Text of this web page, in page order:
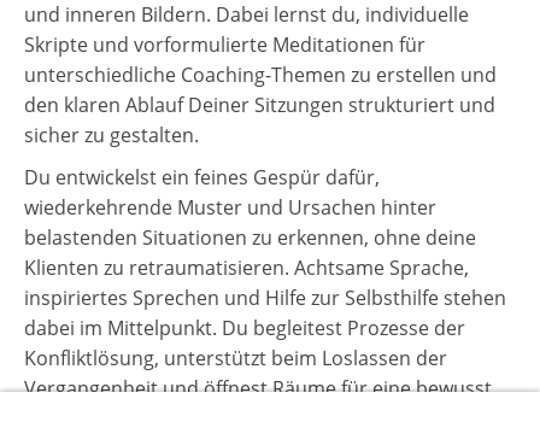
und inneren Bildern. Dabei lernst du, individuelle
Skripte und vorformulierte Meditationen für
unterschiedliche Coaching-Themen zu erstellen und
den klaren Ablauf Deiner Sitzungen strukturiert und
sicher zu gestalten.
Du entwickelst ein feines Gespür dafür,
wiederkehrende Muster und Ursachen hinter
belastenden Situationen zu erkennen, ohne deine
Klienten zu retraumatisieren. Achtsame Sprache,
inspiriertes Sprechen und Hilfe zur Selbsthilfe stehen
dabei im Mittelpunkt. Du begleitest Prozesse der
Konfliktlösung, unterstützt beim Loslassen der
Vergangenheit und öffnest Räume für eine bewusst